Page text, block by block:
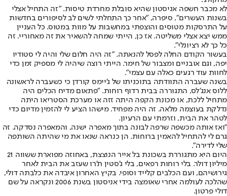
לא מכבר חשפה אניסטון שהיא סובלת מחרדת טיסות. "זה התחיל אצלי
בשנות העשרים", סיפרה, "אחר כך התחלתי לשים לב לסיפורים בחדשות
על התרסקות מטוסים והוצפתי במחשבות על מוות במטוס. כל העניין
ממש יצא אצלי משליטה. אז כן, הייתי שמחה להשאיר את זה מאחוריי. זה
כל כך לא רציונלי".
בעשור הקודם החלה לפסל להנאתה. "זה היה חלום שלי והיה לי סטודיו
יפה, וגם אובניים ומצבור של חימר. הייתי רוצה שיהיה לי מספיק זמן כדי
לחוות עוד רגעים כאלה עם עצמי".
בשנה שעברה התוודתה בתוכניתו של ג'יימס קורדן כי כשעברה לראשונה
ללוס אנג'לס, התגוררה בבית רדוף רוחות. "פתאום מדיח הכלים היה
מתחיל ללכת, או מכונת הקפה היתה זזה או מערכת הסטריאו היתה
נדלקת בעוצמה מלאה. זה היה מפחיד. מישהו הציע לי להזמין מדיום כדי
לטהר את הבית, וזרמתי עם הרעיון.
"ואז אותה מכשפה שרפה לבונה בתוך מאפרה ישנה, והמאפרה נסדקה. זה
גרם לי להתחיל להאמין ברוחות. הן כנראה שנאו את מי שהיתה השותפה
שלי לדירה".
היום היא מתגוררת בשכונת בל אייר הנוצצת, באחוזה מפוארת ששווה 21
מיליון דולר. בלי רוחות רפאים, בלי ג'סטין ת'רו שעזב את הבית לאחר
גירושיהם, ועם הכלבים קלייד וסופי. בקיץ האחרון איבדה את כלבתה דולי,
שהלכה לעולמה אחרי שאומצה בידי אניסטון בשנת 2006 ונקראה על שם
דולי פרטון.